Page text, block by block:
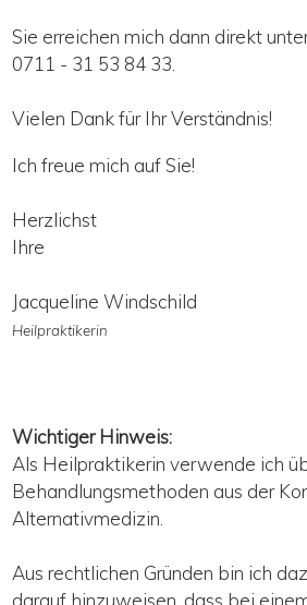
Sie erreichen mich dann direkt
0711 - 31 53 84 33.
Vielen Dank für Ihr Verständnis!
Ich freue mich auf Sie!
Herzlichst
Ihre
Jacqueline Windschild
Heilpraktikerin
Wichtiger Hinweis:
Als Heilpraktikerin verwende ich
Behandlungsmethoden aus der
Alternativmedizin.
Aus rechtlichen Gründen bin ich
darauf hinzuweisen, dass bei